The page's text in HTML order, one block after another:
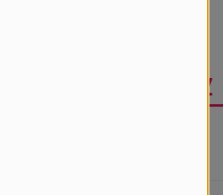
PARTICIPEZ